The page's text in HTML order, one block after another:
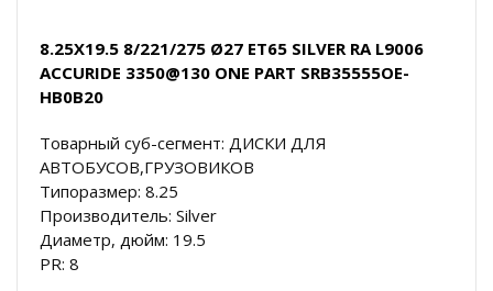
8.25X19.5 8/221/275 Ø27 ET65 SILVER RA L9006
ACCURIDE 3350@130 ONE PART SRB35555OE-
HB0B20
Товарный суб-сегмент: ДИСКИ ДЛЯ
АВТОБУСОВ,ГРУЗОВИКОВ
Типоразмер: 8.25
Производитель: Silver
Диаметр, дюйм: 19.5
PR: 8